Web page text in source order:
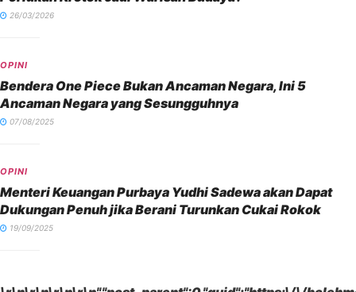
26/03/2026
OPINI
Bendera One Piece Bukan Ancaman Negara, Ini 5
Ancaman Negara yang Sesungguhnya
07/08/2025
OPINI
Menteri Keuangan Purbaya Yudhi Sadewa akan Dapat
Dukungan Penuh jika Berani Turunkan Cukai Rokok
19/09/2025